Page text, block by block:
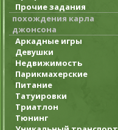
Прочие задания
похождения карла
джонсона
Аркадные игры
Девушки
Недвижимость
Парикмахерские
Питание
Татуировки
Триатлон
Тюнинг